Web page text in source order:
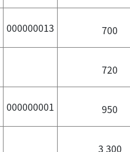
000000013 700
720
000000001 950
3 300